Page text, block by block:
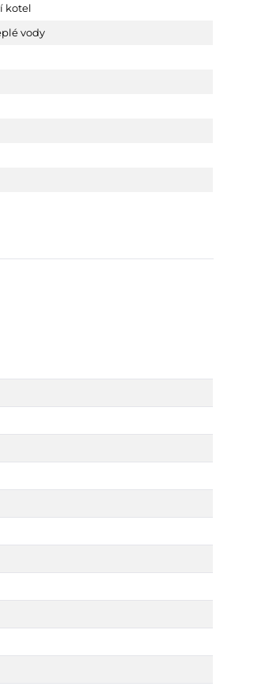
kotel
vody